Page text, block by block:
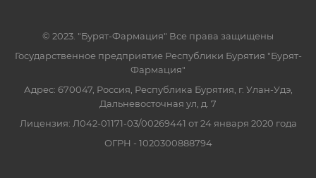
© 2023. "Бурят-Фармация" Все права защищены
Государственное предприятие Республики Бурятия "Бурят-
Фармация"
Адрес: 670047, Россия, Республика Бурятия, г. Улан-Удэ,
Дальневосточная ул, д. 7
Лицензия: Л042-01171-03/00269441 от 24 января 2020 года
ОГРН - 1020300888794